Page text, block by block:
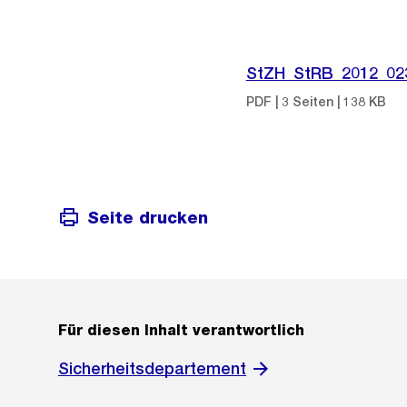
PDF | 3 Seiten | 138 KB
Seite drucken
Für diesen Inhalt verantwortlich
Sicherheitsdepartement